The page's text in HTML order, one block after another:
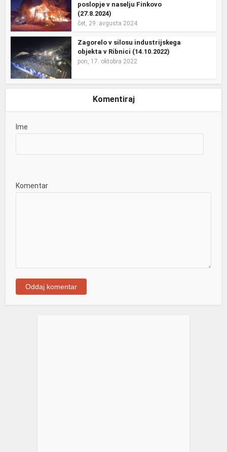
poslopje v naselju Finkovo
(27.8.2024)
čet, 29. avgusta 2024
Zagorelo v silosu industrijskega
objekta v Ribnici (14.10.2022)
pon, 17. oktobra 2022
Komentiraj
Ime
Komentar